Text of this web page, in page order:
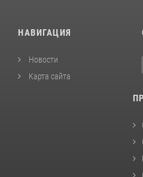
НАВИГАЦИЯ
Новости
Карта сайта